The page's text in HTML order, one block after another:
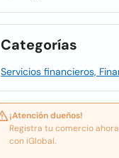
Categorías
Servicios financieros,
¡Atención dueños!
Registra tu comercio
con iGlobal.